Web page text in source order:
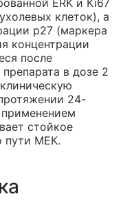
ERK и Ki67
клеток), а
р27 (маркера
концентрации
после
в дозе 2
24-
стойкое
пути МЕК.